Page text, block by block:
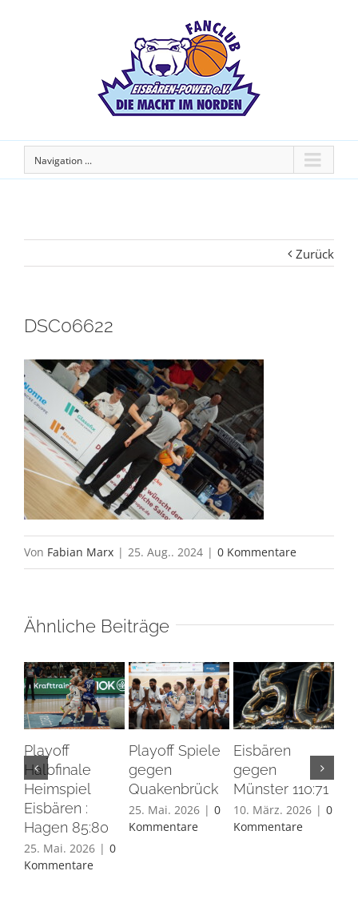
Navigation ...
Zurück
DSC06622
Von Fabian Marx | 25. Aug.. 2024 | 0 Kommentare
Ähnliche Beiträge
Playoff
Halbfinale
Heimspiel
Eisbären :
Hagen 85:80
25. Mai. 2026 | 0
Kommentare
Playoff Spiele
gegen
Quakenbrück
25. Mai. 2026 | 0
Kommentare
Eisbären
gegen
Münster 110:71
10. März. 2026 | 0
Kommentare